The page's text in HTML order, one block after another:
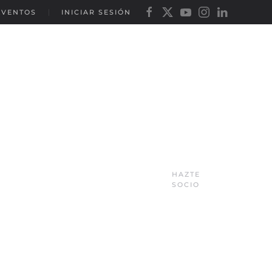
INICIAR SESIÓN
HAZTE
SOCIO